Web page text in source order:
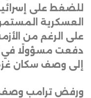
للضغط على
على الرغم من
دفعت مسؤولًا في
إلى وصف سكان
ورفض ترامب وصف